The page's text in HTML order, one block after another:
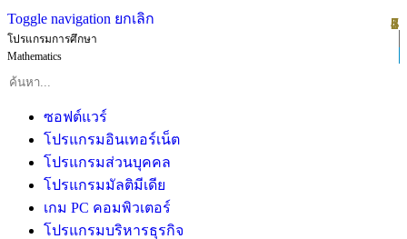
Toggle navigation ยกเลิก
โปรแกรมการศึกษา
Mathematics
ซอฟต์แวร์
โปรแกรมอินเทอร์เน็ต
โปรแกรมส่วนบุคคล
โปรแกรมมัลติมีเดีย
เกม PC คอมพิวเตอร์
โปรแกรมบริหารธุรกิจ
1
2
3
4
5
6
7
8